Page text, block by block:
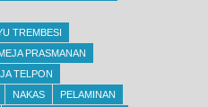
TREMBESI
PRASMANAN
TELPON
NAKAS
PELAMINAN